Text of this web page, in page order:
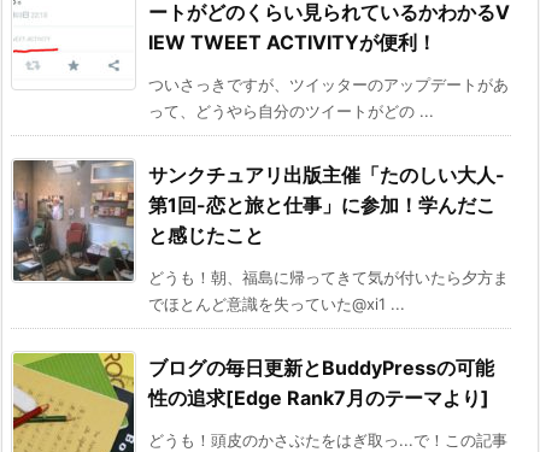
ートがどのくらい見られているかわかるV
IEW TWEET ACTIVITYが便利！
ついさっきですが、ツイッターのアップデートがあ
って、どうやら自分のツイートがどの ...
サンクチュアリ出版主催「たのしい大人-
第1回-恋と旅と仕事」に参加！学んだこ
と感じたこと
どうも！朝、福島に帰ってきて気が付いたら夕方ま
でほとんど意識を失っていた@xi1 ...
ブログの毎日更新とBuddyPressの可能
性の追求[Edge Rank7月のテーマより]
どうも！頭皮のかさぶたをはぎ取っ...で！この記事